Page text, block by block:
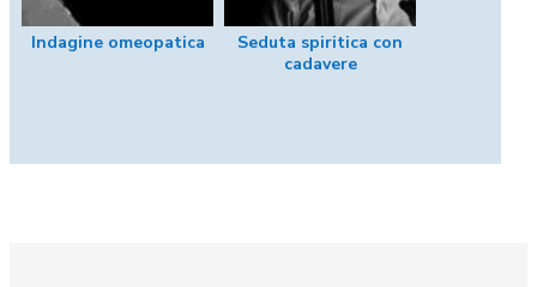
Indagine omeopatica
Seduta spiritica con
cadavere